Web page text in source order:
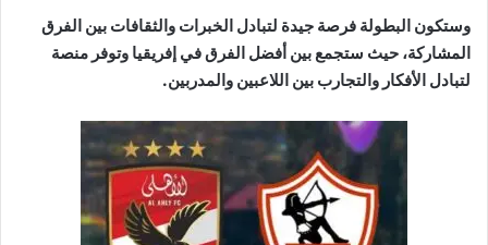
وستكون البطولة فرصة جيدة لتبادل الخبرات والثقافات بين الفرق
المشاركة، حيث ستجمع بين أفضل الفرق في إفريقيا وتوفر منصة
لتبادل الأفكار والتجارب بين اللاعبين والمدربين.